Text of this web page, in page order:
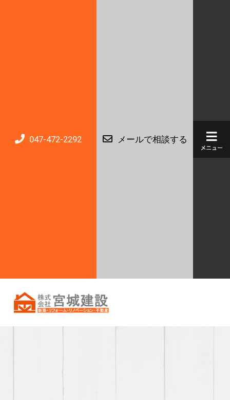
047-472-2292 メールで相談する